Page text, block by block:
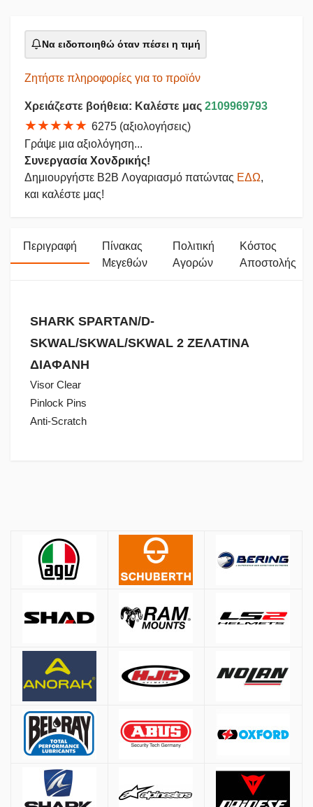
Να ειδοποιηθώ όταν πέσει η τιμή
Ζητήστε πληροφορίες για το προϊόν
Χρειάζεστε βοήθεια: Καλέστε μας 2109969793
★★★★★ 6275 (αξιολογήσεις)
Γράψε μια αξιολόγηση...
Συνεργασία Χονδρικής!
Δημιουργήστε B2B Λογαριασμό πατώντας ΕΔΩ,
και καλέστε μας!
Περιγραφή
Πίνακας
Μεγεθών
Πολιτική
Αγορών
Κόστος
Αποστολής
SHARK SPARTAN/D-
SKWAL/SKWAL/SKWAL 2 ΖΕΛΑΤΙΝΑ
ΔΙΑΦΑΝΗ
Visor Clear
Pinlock Pins
Anti-Scratch
Αποστολές
Όλες οι αποστολές πραγματοποιούνται μέσω και
Αθήνα:2.90€
Αντικαταβολή: +
1.50€
Δωρεάν μεταφορικά για παραγγελίες άνω των
* Εξαιρούνται βαριά/ογκώδη προϊόντα (π.χ. μπαγκαζιέρες), όπου η χρέωση
γίνεται βάσει βάρους ανεξαρτήτως ποσού.
Τρόποι Πληρωμής